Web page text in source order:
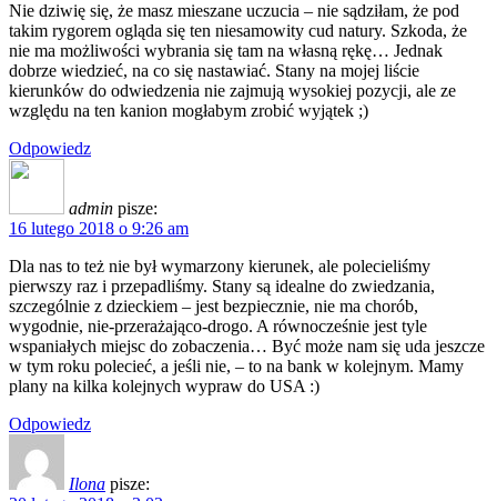
Nie dziwię się, że masz mieszane uczucia – nie sądziłam, że pod
takim rygorem ogląda się ten niesamowity cud natury. Szkoda, że
nie ma możliwości wybrania się tam na własną rękę… Jednak
dobrze wiedzieć, na co się nastawiać. Stany na mojej liście
kierunków do odwiedzenia nie zajmują wysokiej pozycji, ale ze
względu na ten kanion mogłabym zrobić wyjątek ;)
Odpowiedz
admin pisze:
16 lutego 2018 o 9:26 am
Dla nas to też nie był wymarzony kierunek, ale polecieliśmy
pierwszy raz i przepadliśmy. Stany są idealne do zwiedzania,
szczególnie z dzieckiem – jest bezpiecznie, nie ma chorób,
wygodnie, nie-przerażająco-drogo. A równocześnie jest tyle
wspaniałych miejsc do zobaczenia… Być może nam się uda jeszcze
w tym roku polecieć, a jeśli nie, – to na bank w kolejnym. Mamy
plany na kilka kolejnych wypraw do USA :)
Odpowiedz
Ilona pisze: